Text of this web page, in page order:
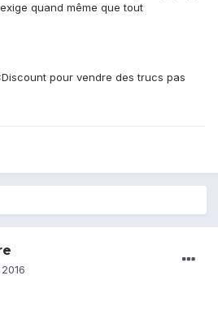
quand même que tout
pour vendre des trucs pas